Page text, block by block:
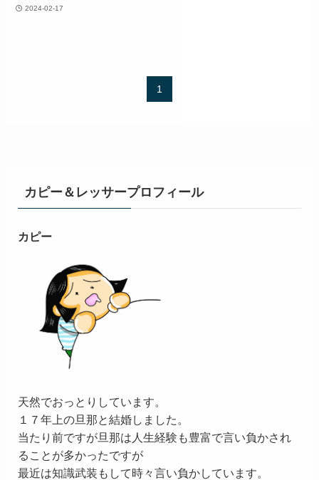
2024-02-17
1
カピー＆レッサープロフィール
カピー
天然でおっとりしています。
１７年上の旦那と結婚しました。
当たり前ですが旦那は人生経験も豊富で言い負かされ
ることが多かったですが
最近は知識武装もして時々言い負かしています。